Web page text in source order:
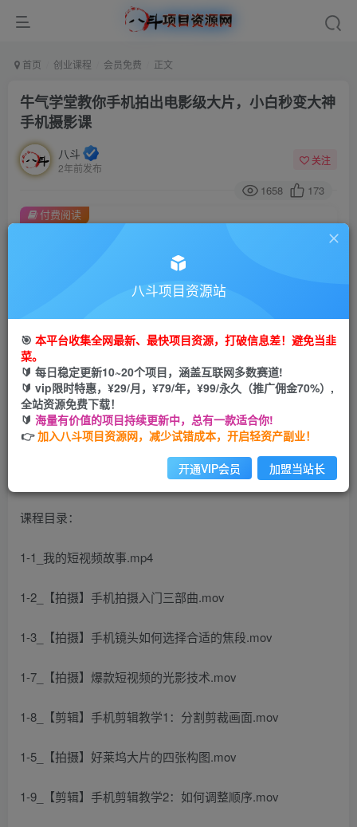
首页 创业课程 会员免费 正文
牛气学堂教你手机拍出电影级大片，小白秒变大神
手机摄影课
八斗
2年前发布
关注
1658 173
此内容为付费阅读，请付费后查看
金币9.9金币99
会员免费
您当前未登录！建议登陆后购买，可保存购买订单
付费阅读
课程目录：
1-1_我的短视频故事.mp4
1-2_【拍摄】手机拍摄入门三部曲.mov
1-3_【拍摄】手机镜头如何选择合适的焦段.mov
1-7_【拍摄】爆款短视频的光影技术.mov
1-8_【剪辑】手机剪辑教学1：分割剪裁画面.mov
1-5_【拍摄】好莱坞大片的四张构图.mov
1-9_【剪辑】手机剪辑教学2：如何调整顺序.mov
八斗项目资源站
🎯 本平台收集全网最新、最快项目资源，打破信息差！避免当韭
菜。
🔰 每日稳定更新10~20个项目，涵盖互联网多数赛道!
🔰 vip限时特惠，¥29/月，¥79/年，¥99/永久（推广佣金70%）,
全站资源免费下载！
🔰 海量有价值的项目持续更新中，总有一款适合你!
👉加入八斗项目资源网，减少试错成本，开启轻资产副业！
开通VIP会员 加盟当站长